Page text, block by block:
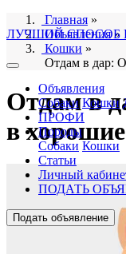
ЛУЧШИЙ СПОСОБ
Объявления
Собаки Кошки
ПРОФИ
Породы
Собаки Кошки
Статьи
Личный
ПОДАТЬ
Подать объявление
Главная »
Объявления»
Кошки »
Отдам в дар:
Отдам в
в